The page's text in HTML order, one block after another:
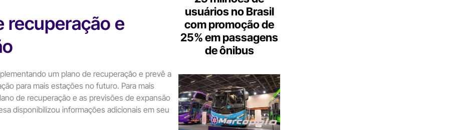
recuperação e
um plano de recuperação e prevê a
para mais estações no futuro. Para mais
de recuperação e as previsões de expansão
disponibilizou informações adicionais em seu
usuários no Brasil
com promoção de
25% em passagens
de ônibus